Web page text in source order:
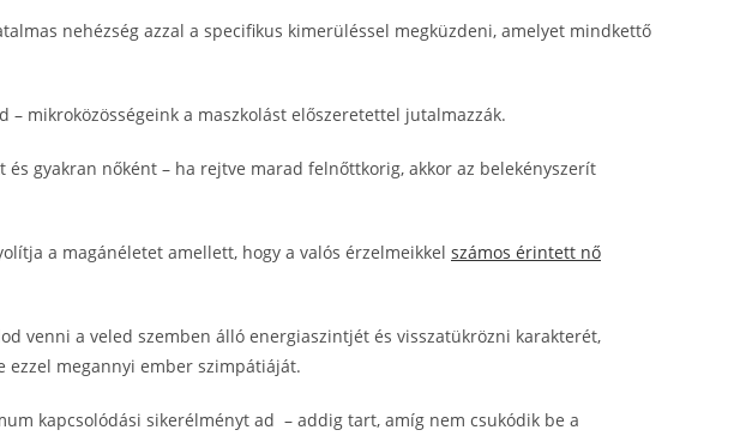
nehézség azzal a specifikus kimerüléssel megküzdeni, amelyet mindkettő
mikroközösségeink a maszkolást előszeretettel jutalmazzák.
gyakran nőként – ha rejtve marad felnőttkorig, akkor az belekényszerít
a magánéletet amellett, hogy a valós érzelmeikkel számos érintett nő
venni a veled szemben álló energiaszintjét és visszatükrözni karakterét,
ezzel megannyi ember szimpátiáját.
kapcsolódási sikerélményt ad – addig tart, amíg nem csukódik be a